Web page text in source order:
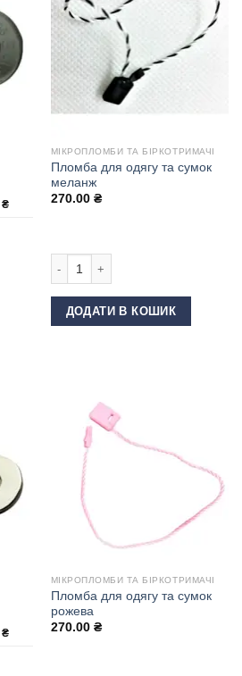
₴
МІКРОПЛОМБИ ТА БІРКОТРИМАЧІ
Пломба для одягу та сумок
меланж
270.00 ₴
ДОДАТИ В КОШИК
₴
МІКРОПЛОМБИ ТА БІРКОТРИМАЧІ
Пломба для одягу та сумок
рожева
270.00 ₴